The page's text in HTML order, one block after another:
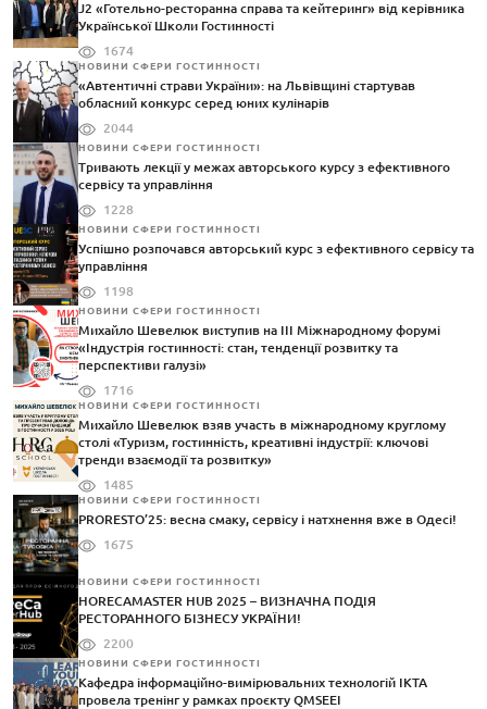
J2 «Готельно-ресторанна справа та кейтеринг» від керівника
Української Школи Гостинності
1674
НОВИНИ СФЕРИ ГОСТИННОСТІ
«Автентичні страви України»: на Львівщині стартував
обласний конкурс серед юних кулінарів
2044
НОВИНИ СФЕРИ ГОСТИННОСТІ
Тривають лекції у межах авторського курсу з ефективного
сервісу та управління
1228
НОВИНИ СФЕРИ ГОСТИННОСТІ
Успішно розпочався авторський курс з ефективного сервісу та
управління
1198
НОВИНИ СФЕРИ ГОСТИННОСТІ
Михайло Шевелюк виступив на III Міжнародному форумі
«Індустрія гостинності: стан, тенденції розвитку та
перспективи галузі»
1716
НОВИНИ СФЕРИ ГОСТИННОСТІ
Михайло Шевелюк взяв участь в міжнародному круглому
столі «Туризм, гостинність, креативні індустрії: ключові
тренди взаємодії та розвитку»
1485
НОВИНИ СФЕРИ ГОСТИННОСТІ
PRORESTO’25: весна смаку, сервісу і натхнення вже в Одесі!
1675
НОВИНИ СФЕРИ ГОСТИННОСТІ
HORECAMASTER HUB 2025 – ВИЗНАЧНА ПОДІЯ
РЕСТОРАННОГО БІЗНЕСУ УКРАЇНИ!
2200
НОВИНИ СФЕРИ ГОСТИННОСТІ
Кафедра інформаційно-вимірювальних технологій ІКТА
провела тренінг у рамках проєкту QMSEEI